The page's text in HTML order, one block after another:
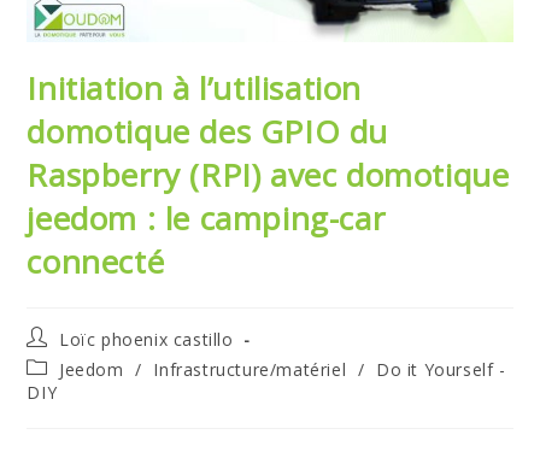
Initiation à l’utilisation
domotique des GPIO du
Raspberry (RPI) avec domotique
jeedom : le camping-car
connecté
Auteur/autrice
de
la
publication :
Loïc phoenix castillo
Post
category:
Jeedom / Infrastructure/matériel / Do it Yourself -
DIY